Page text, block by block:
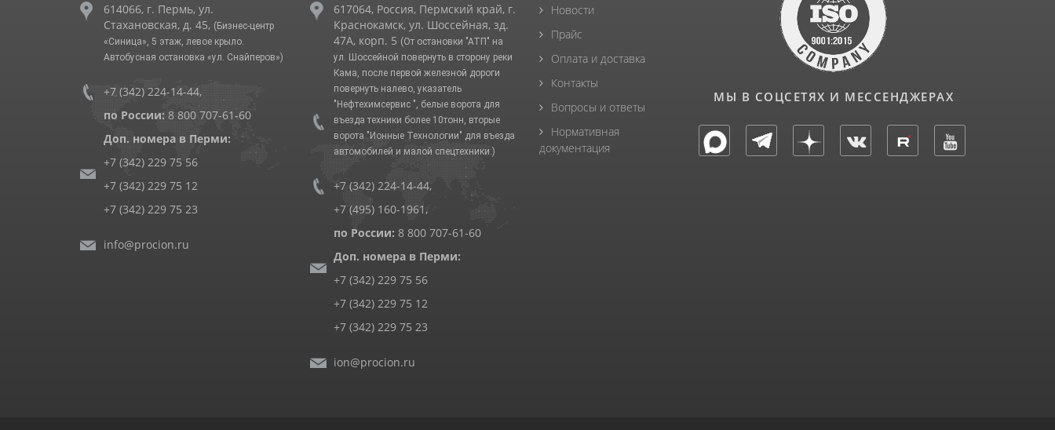
614066, г. Пермь, ул.
Стахановская, д. 45, (Бизнес-центр
«Синица», 5 этаж, левое крыло.
Автобусная остановка «ул. Снайперов»)
+7 (342) 224-14-44,
по России: 8 800 707-61-60
Доп. номера в Перми:
+7 (342) 229 75 56
+7 (342) 229 75 12
+7 (342) 229 75 23
info@procion.ru
617064, Россия, Пермский край, г.
Краснокамск, ул. Шоссейная, зд.
47А, корп. 5 (От остановки "АТП" на
ул. Шоссейной повернуть в сторону реки
Кама, после первой железной дороги
повернуть налево, указатель
"Нефтехимсервис ", белые ворота для
въезда техники более 10тонн, вторые
ворота "Ионные Технологии" для въезда
автомобилей и малой спецтехники.)
+7 (342) 224-14-44,
+7 (495) 160-1961 ,
по России: 8 800 707-61-60
Доп. номера в Перми:
+7 (342) 229 75 56
+7 (342) 229 75 12
+7 (342) 229 75 23
ion@procion.ru
Новости
Прайс
Оплата и доставка
Контакты
Вопросы и ответы
Нормативная
документация
МЫ В СОЦСЕТЯХ И МЕССЕНДЖЕРАХ